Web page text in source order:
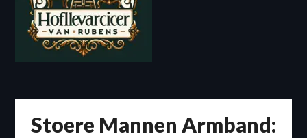
Stoere Mannen Armband: